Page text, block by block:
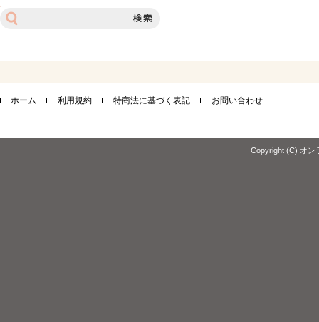
サ
イ
ホーム 利用規約 特商法に基づく表記 お問い合わせ
Copyright (C) オン